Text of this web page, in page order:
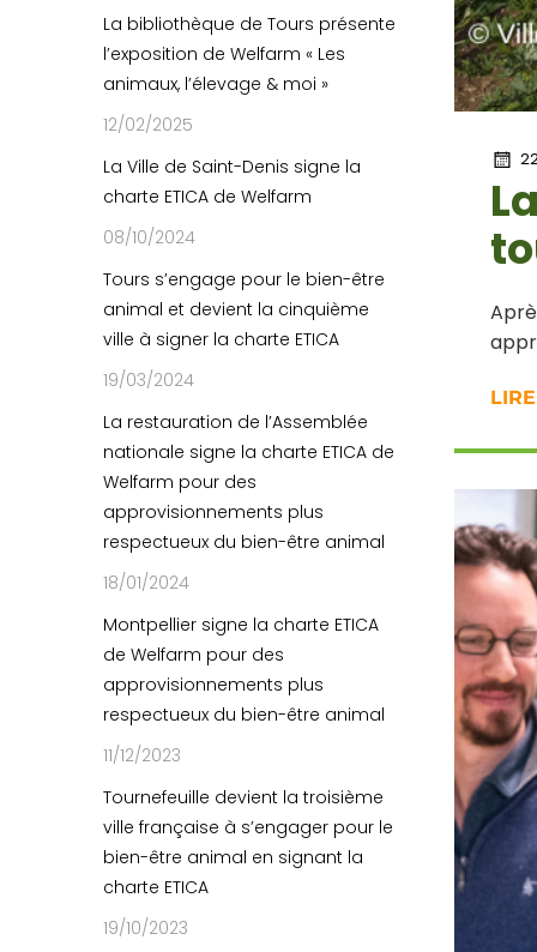
La bibliothèque de Tours présente
l’exposition de Welfarm « Les
animaux, l’élevage & moi »
12/02/2025
La Ville de Saint-Denis signe la
charte ETICA de Welfarm
08/10/2024
Tours s’engage pour le bien-être
animal et devient la cinquième
ville à signer la charte ETICA
19/03/2024
La restauration de l’Assemblée
nationale signe la charte ETICA de
Welfarm pour des
approvisionnements plus
respectueux du bien-être animal
18/01/2024
Montpellier signe la charte ETICA
de Welfarm pour des
approvisionnements plus
respectueux du bien-être animal
11/12/2023
Tournefeuille devient la troisième
ville française à s’engager pour le
bien-être animal en signant la
charte ETICA
19/10/2023